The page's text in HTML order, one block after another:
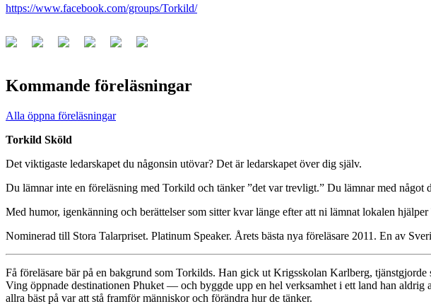
https://www.facebook.com/groups/Torkild/
Kommande föreläsningar
Alla öppna föreläsningar
Torkild Sköld
Det viktigaste ledarskapet du någonsin utövar? Det är ledarskapet över dig själv.
Du lämnar inte en föreläsning med Torkild och tänker ”det var trevligt.” Du lämnar med
Med humor, igenkänning och berättelser som sitter kvar länge efter att ni lämnat lokalen
Nominerad till Stora Talarpriset. Platinum Speaker. Årets bästa nya föreläsare 2011. En av
Få föreläsare bär på en bakgrund som Torkilds. Han gick ut Krigsskolan Karlberg,
Ving öppnade destinationen Phuket — och byggde upp en hel verksamhet i ett land han
allra bäst på var att stå framför människor och förändra hur de tänker.